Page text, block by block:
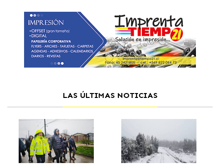
LAS ÚLTIMAS NOTICIAS